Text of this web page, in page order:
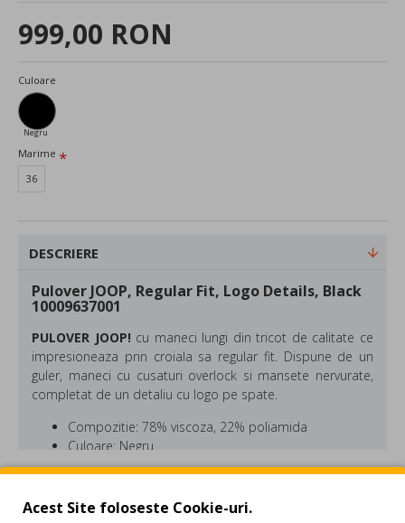
999,00 RON
Culoare
Negru
Marime
36
DESCRIERE
Pulover JOOP, Regular Fit, Logo Details, Black
10009637001
PULOVER JOOP! cu maneci lungi din tricot de calitate ce
impresioneaza prin croiala sa regular fit. Dispune de un
guler, maneci cu cusaturi overlock si mansete nervurate,
completat de un detaliu cu logo pe spate.
Compozitie: 78% viscoza, 22% poliamida
Culoare: Negru
Regular Fit
de fashion designerul cu acelasi nume, continua sa
Acest Site foloseste Cookie-uri.